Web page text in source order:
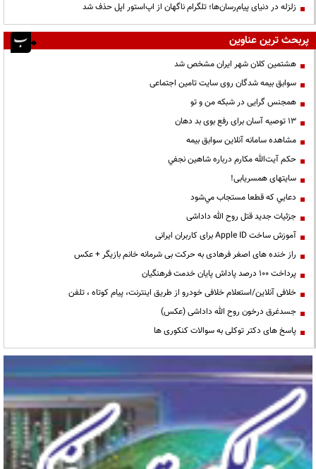
زلزله در دنیای پیام‌رسان‌ها؛ تلگرام ناگهان از اپ‌استور اپل حذف شد
پربحث ترین عناوین
هشتمین کلان شهر ایران مشخص شد
سوابق بیمه شدگان روی سایت تامین اجتماعی
همجنس گرایی در شبکه من و تو
13 توصیه آسان برای رفع بوی بد دهان
مشاهده سامانه آنلاين سوابق بیمه
حكم آيت‌الله مكارم درباره شاهين نجفي
سایتهای همسریابی!
دعايي كه قطعا مستجاب مي‌شود
جزئیات جدید قتل روح الله داداشی
آموزش ساخت Apple ID برای کاربران ایرانی
راز خنده های اصغر فرهادی به حرکت بی شرمانه خانم بازیگر + عکس
پرداخت ۱۰۰ درصد پاداش پایان خدمت فرهنگیان
خلافی آنلاین/استعلام خلافی خودرو از طریق اینترنت، پیام کوتاه ، تلفن
جسدغرق درخون روح الله داداشی (عکس)
پاسخ های دکتر توکلی به سوالات کنکوری ها